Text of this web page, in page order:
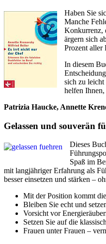
Haben Sie
Manche
Konkurrenz,
ärgern sich
Prozent aller
In diesem
sich zu leicht
helfen
Patrizia Haucke, Annette
Gelassen und souverän
Dieses
Spaß im
mit langjähriger Erfahrung als
besser einsetzen und stärken –
Mit der Position kommt
Bleiben Sie echt und
Vorsicht vor
Setzen Sie auf die
Frauen unter Frauen –